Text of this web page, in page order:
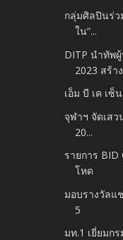
กลุ่มศิลปินร่ว
ใน“...
DITP นำทัพ
2023 สร้า
เอ็ม บี เค เซ็
จุฬาฯ จัดเส
20...
รายการ BID
โหด
มอบรางวัลแ
5
มท.1 เยี่ยมก